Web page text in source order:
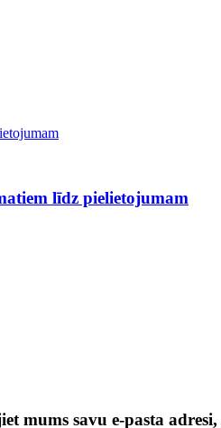
līdz pielietojumam
savu e-pasta